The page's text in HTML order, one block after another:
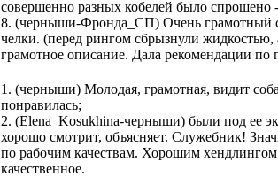
совершенно разных кобелей было спрошено
8. (черныши-Фронда_СП) Очень грамотный
челки. (перед рингом сбрызнули
грамотное описание. Дала рекомендации по
1. (черныши) Молодая, грамотная, видит
понравилась;
2. (Elena_Kosukhina-черныши) были под ее
хорошо смотрит, объясняет. Служебник!
по рабочим качествам. Хорошим
качественное.